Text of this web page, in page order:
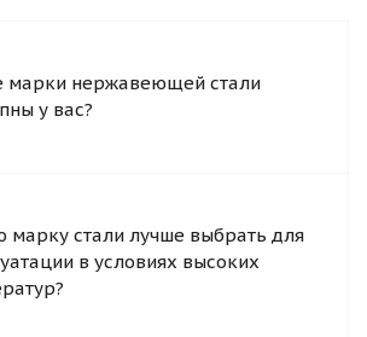
марки нержавеющей стали
у вас?
марку стали лучше выбрать для
в условиях высоких